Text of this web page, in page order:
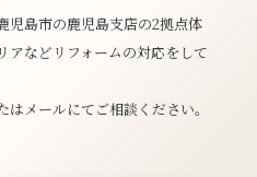
児島市の鹿児島支店の2拠点体
アなどリフォームの対応をして
メールにてご相談ください。